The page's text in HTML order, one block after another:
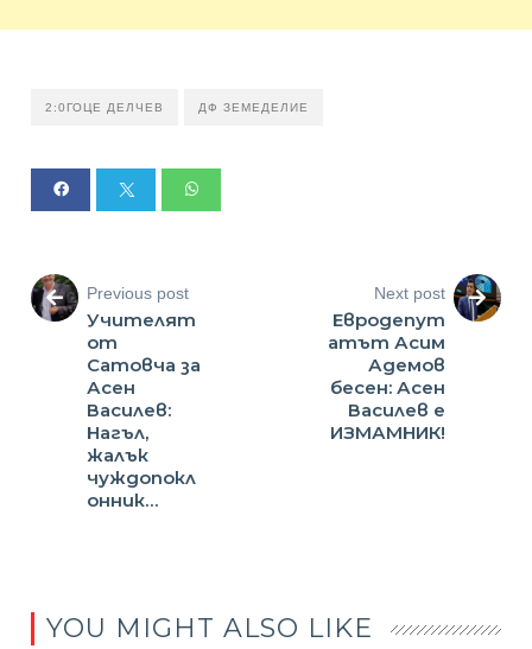
2:0ГОЦЕ ДЕЛЧЕВ ДФ ЗЕМЕДЕЛИЕ
Previous post
Учителят
от
Сатовча за
Асен
Василев:
Нагъл,
жалък
чуждопокл
онник…
Next post
Евродепут
атът Асим
Адемов
бесен: Асен
Василев е
ИЗМАМНИК!
YOU MIGHT ALSO LIKE